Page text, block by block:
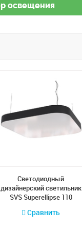
освещения
Cветодиодный
дизайнерский светильник
SVS Superellipse 110
Сравнить